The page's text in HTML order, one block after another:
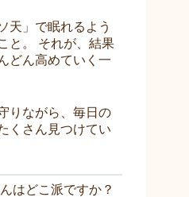
天」で眠れるよう
と。 それが、結果
どん高めていく一
りながら、毎日の
くさん見つけてい
はどこ派ですか？